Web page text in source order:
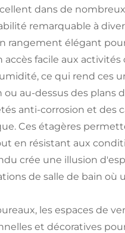
dans de
remarquable à
rangement élégant
facile aux
ce qui rend ces
au-dessus des plans
anti-corrosion et des
Ces étagères
en résistant aux
crée une illusion
de salle de bain où
les espaces de
et décoratives